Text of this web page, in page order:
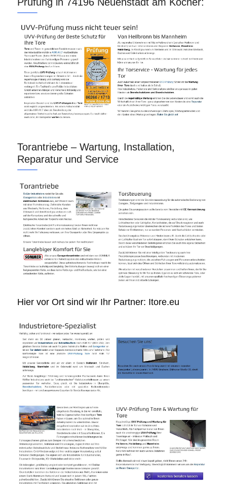
Torantriebe – Wartung, Installation,
Reparatur und Service
Hier vor Ort sind wir Ihr Partner: Itore.eu